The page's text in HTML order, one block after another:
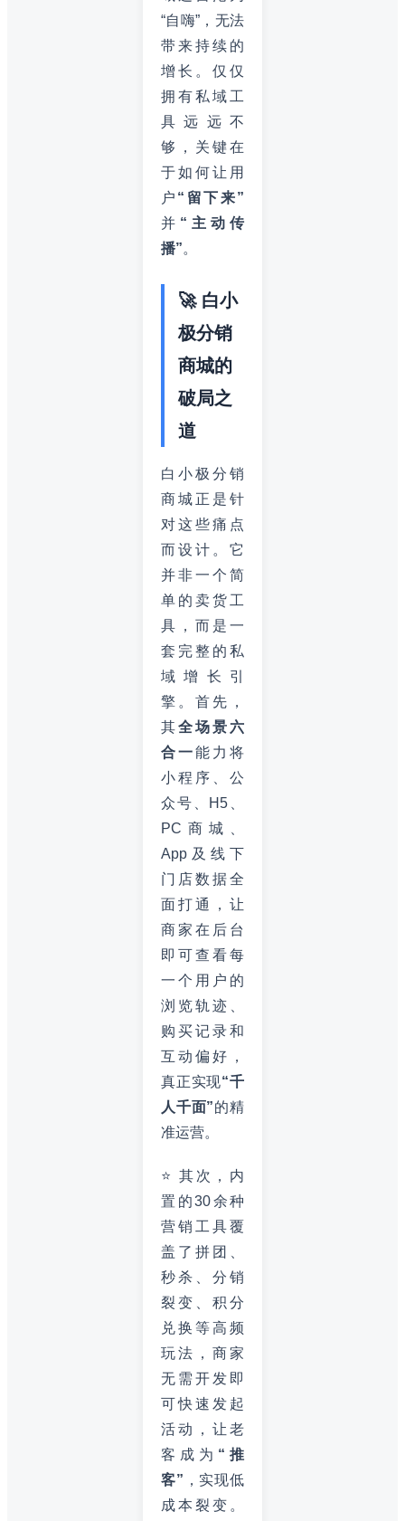
“自嗨”，无法
带来持续的
增长。仅仅
拥有私域工
具远远不
够，关键在
于如何让用
户 “留下来”
并 “主动传
播”。
🚀 白小
极分销
商城的
破局之
道
白小极分销
商城正是针
对这些痛点
而设计。它
并非一个简
单的卖货工
具，而是一
套完整的私
域增长引
擎。首先，
其全场景六
合一能力将
小程序、公
众号、H5、
PC商城、
App及线下
门店数据全
面打通，让
商家在后台
即可查看每
一个用户的
浏览轨迹、
购买记录和
互动偏好，
真正实现“千
人千面”的精
准运营。
⭐ 其次，内
置的30余种
营销工具覆
盖了拼团、
秒杀、分销
裂变、积分
兑换等高频
玩法，商家
无需开发即
可快速发起
活动，让老
客成为 “推
客” ，实现低
成本裂变。